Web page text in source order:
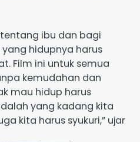
ibu dan bagi
hidupnya harus
Film ini untuk semua
kemudahan dan
mau hidup harus
yang kadang kita
kita harus syukuri,” ujar